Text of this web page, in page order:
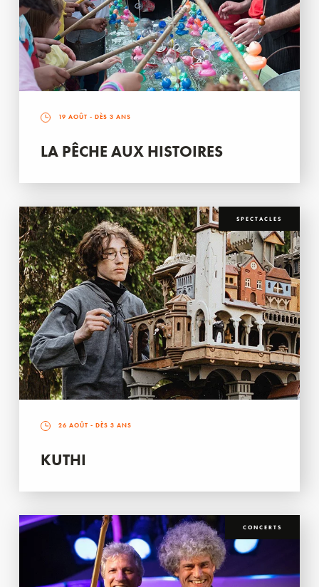
19 AOÛT - DÈS 3 ANS
LA PÊCHE AUX HISTOIRES
SPECTACLES
26 AOÛT - DÈS 3 ANS
KUTHI
CONCERTS